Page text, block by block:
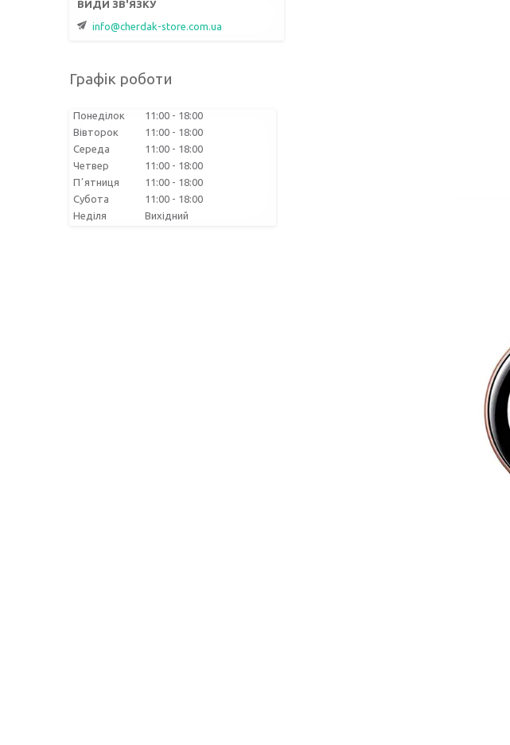
info@cherdak-store.com.ua
Графік роботи
Понеділок 11:00
18:00
Вівторок
11:00
18:00
Середа
11:00
18:00
Четвер
11:00
18:00
Пʼятниця
11:00
18:00
Субота
11:00
18:00
Неділя
Вихідний